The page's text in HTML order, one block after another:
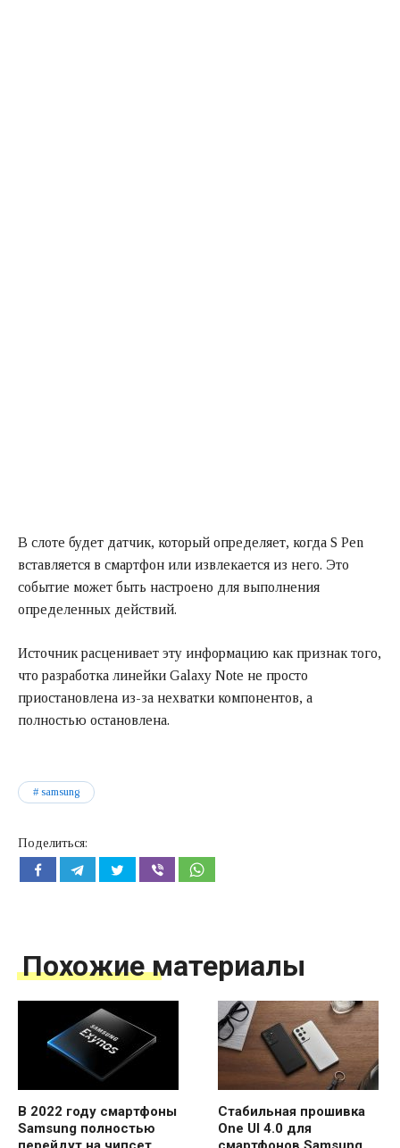
В слоте будет датчик, который определяет, когда S Pen
вставляется в смартфон или извлекается из него. Это
событие может быть настроено для выполнения
определенных действий.
Источник расценивает эту информацию как признак того,
что разработка линейки Galaxy Note не просто
приостановлена из-за нехватки компонентов, а
полностью остановлена.
samsung
Поделиться:
Похожие материалы
В 2022 году смартфоны
Samsung полностью
Стабильная прошивка
One UI 4.0 для